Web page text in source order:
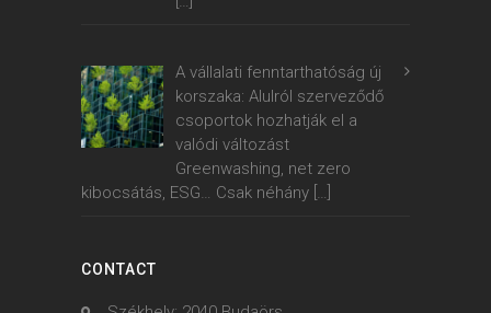
A vállalati fenntarthatóság új
korszaka: Alulról szerveződő
csoportok hozhatják el a
valódi változást
Greenwashing, net zero
kibocsátás, ESG… Csak néhány […]
CONTACT